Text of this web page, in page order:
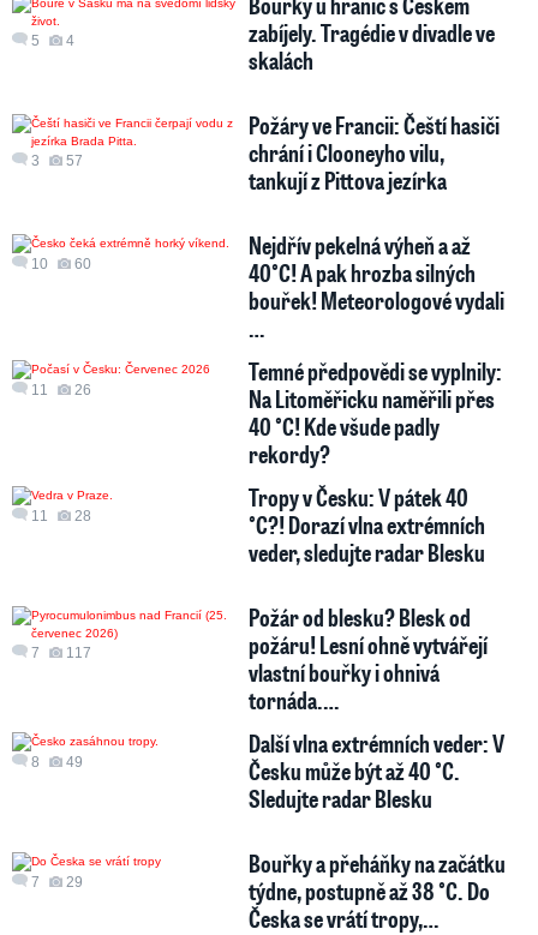
5 4
zabíjely. Tragédie v divadle ve
skalách
3 57
Požáry ve Francii: Čeští hasiči
chrání i Clooneyho vilu,
tankují z Pittova jezírka
10 60
Nejdřív pekelná výheň a až
40°C! A pak hrozba silných
bouřek! Meteorologové vydali
…
11 26
Temné předpovědi se vyplnily:
Na Litoměřicku naměřili přes
40 °C! Kde všude padly
rekordy?
11 28
Tropy v Česku: V pátek 40
°C?! Dorazí vlna extrémních
veder, sledujte radar Blesku
7 117
Požár od blesku? Blesk od
požáru! Lesní ohně vytvářejí
vlastní bouřky i ohnivá
tornáda.…
8 49
Další vlna extrémních veder: V
Česku může být až 40 °C.
Sledujte radar Blesku
7 29
Bouřky a přeháňky na začátku
týdne, postupně až 38 °C. Do
Česka se vrátí tropy,…